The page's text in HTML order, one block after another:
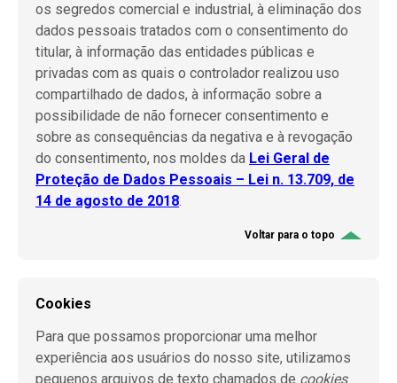
os segredos comercial e industrial, à eliminação dos
dados pessoais tratados com o consentimento do
titular, à informação das entidades públicas e
privadas com as quais o controlador realizou uso
compartilhado de dados, à informação sobre a
possibilidade de não fornecer consentimento e
sobre as consequências da negativa e à revogação
do consentimento, nos moldes da Lei Geral de
Proteção de Dados Pessoais – Lei n. 13.709, de
14 de agosto de 2018.
Voltar para o topo
Cookies
Para que possamos proporcionar uma melhor
experiência aos usuários do nosso site, utilizamos
pequenos arquivos de texto chamados de cookies.